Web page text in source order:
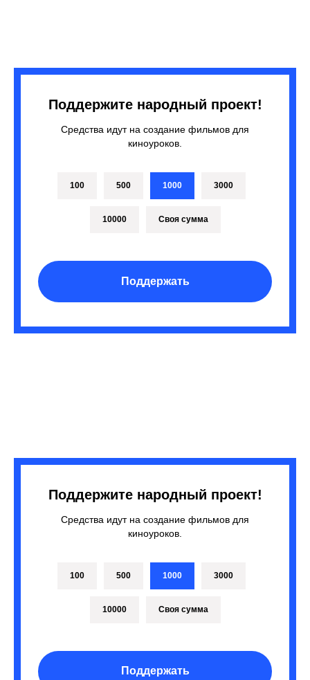
Поддержите народный проект!
Средства идут на создание фильмов для
киноуроков.
100 500 1000 3000
10000 Своя сумма
Поддержать
Поддержите народный проект!
Средства идут на создание фильмов для
киноуроков.
100 500 1000 3000
10000 Своя сумма
Поддержать